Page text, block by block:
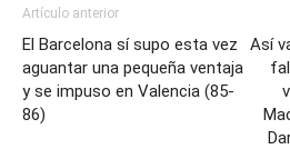
Artículo anterior
El Barcelona sí supo esta vez
aguantar una pequeña ventaja
y se impuso en Valencia (85-
86)
Así